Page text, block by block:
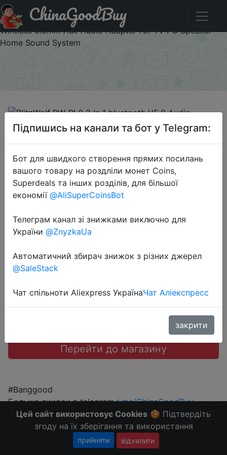
Код на знижку BGBWBL2 BlitzWolf BW-BL2 2 In 1
bluetooth V5.0 Audio Transmitter Receiver Adapter
Wireless 3.5mm Aux Audio Adapter For TV PC Speaker
Home Sound System
ChinaGoodBuy
2020-08-27
BlitzWolf BW-BL2 2 In 1 bluetooth
V5.0 Audio Transmitter Receiver
Adapter Wireless 3.5mm Aux Audio
Adapter For TV PC Speaker Home
Sound System
$5.99
Промокод:"BGBWBL2"
Перейти до магазину
#Banggood
Больше скидок в telegramt.me/ChinaGoodBuy
Цей сайт використовує Cookies 🍪 Підтвердіть
згоду на їх зберігання та використання
прийняти відхилити
Підпишись на канали та бот у Telegram:
Бот для швидкого створення прямих посилань
вашого товару на роздліли монет Coins,
Superdeals та інших розділів, для більшої
економії @AliSuperCoinsBot
Телеграм канал зі знижками виключно для
України @ZnyzkaUa
Автоматичний збирач знижок з різних джерел
@SaleStack
Чат спільноти Aliexpress УкраїнаЧат Аліекспресс
закрити